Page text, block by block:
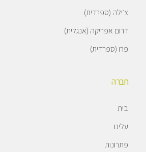
צ׳ילה (ספרדית)
דרום אפריקה (אנגלית)
פרו (ספרדית)
חברה
בית
עלינו
פתרונות